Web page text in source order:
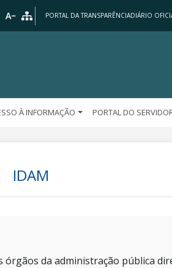
PORTAL DA TRANSPARÊNCIADIÁRIO
À INFORMAÇÃO PORTAL DO
IDAM
órgãos da administração pública